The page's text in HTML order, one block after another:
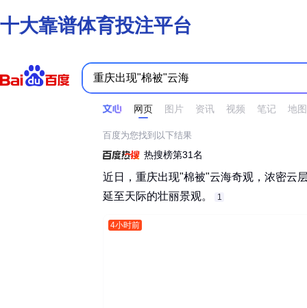
十大靠谱体育投注平台
网页 图片 资讯 视频 笔记 地图
时间不限 所有网页和文件 站点内检索
百度为您找到以下结果
热搜榜第31名
近日，重庆出现"棉被"云海奇观，浓密云
延至天际的壮丽景观。‌‌
1
4小时前